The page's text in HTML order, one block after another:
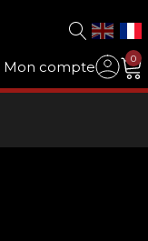
Mon compte 0